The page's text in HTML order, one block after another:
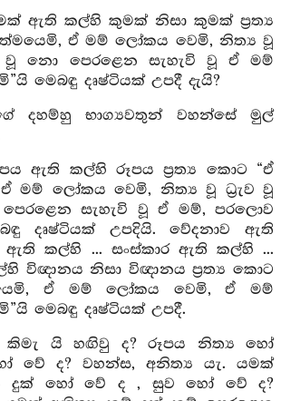
ඇති කල්හි කුමක් නිසා කුමක් ප්‍රත්‍ය
ඒ මම් ලෝකය වෙමි, නිත්‍ය වූ
වූ නො පෙරළෙන සැහැවි වූ ඒ මම්
මෙබඳු දෘෂ්ටියක් උපදී දැයි?
දහම්හු භාග්‍යවතුන් වහන්සේ මුල්
ඇති කල්හි රූපය ප්‍රත්‍ය කොට “ඒ
මම් ලෝකය වෙමි, නිත්‍ය වූ ධ්‍රැව වූ
සැහැවි වූ ඒ මම්, පරලොව
දෘෂ්ටියක් උපදියි. වේදනාව ඇති
ඇති කල්හි ... සංස්කාර ඇති කල්හි ...
විඥානය නිසා විඥානය ප්‍රත්‍ය කොට
ඒ මම් ලෝකය වෙමි, ඒ මම්
මෙබඳු දෘෂ්ටියක් උපදී.
කිමැ යි හඟිවු ද? රූපය නිත්‍ය හෝ
වේ ද? වහන්ස, අනිත්‍ය යැ. යමක්
දුක් හෝ වේ ද , සුව හෝ වේ ද?